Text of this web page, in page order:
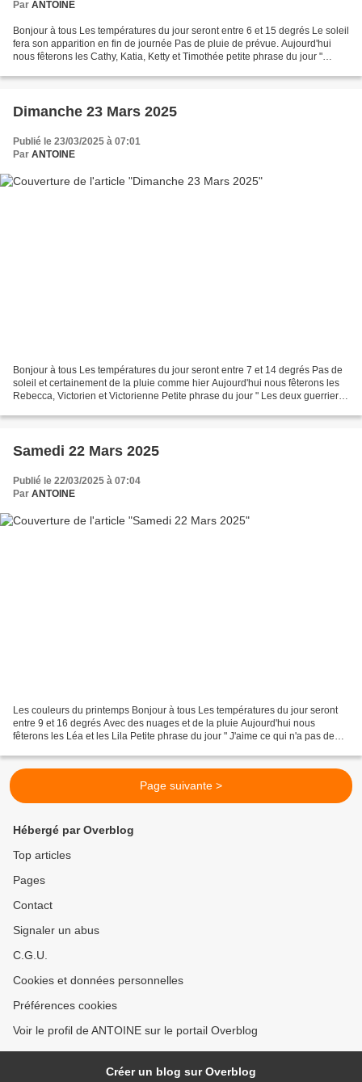
Par ANTOINE
Bonjour à tous Les températures du jour seront entre 6 et 15 degrés Le soleil
fera son apparition en fin de journée Pas de pluie de prévue. Aujourd'hui
nous fêterons les Cathy, Katia, Ketty et Timothée petite phrase du jour "
Dimanche 23 Mars 2025
Publié le 23/03/2025 à 07:01
Par ANTOINE
Bonjour à tous Les températures du jour seront entre 7 et 14 degrés Pas de
soleil et certainement de la pluie comme hier Aujourd'hui nous fêterons les
Rebecca, Victorien et Victorienne Petite phrase du jour " Les deux guerriers
Samedi 22 Mars 2025
Publié le 22/03/2025 à 07:04
Par ANTOINE
Les couleurs du printemps Bonjour à tous Les températures du jour seront
entre 9 et 16 degrés Avec des nuages et de la pluie Aujourd'hui nous
fêterons les Léa et les Lila Petite phrase du jour " J'aime ce qui n'a pas de
Page suivante >
Hébergé par Overblog
Top articles
Pages
Contact
Signaler un abus
C.G.U.
Cookies et données personnelles
Préférences cookies
Voir le profil de ANTOINE sur le portail Overblog
Créer un blog sur Overblog